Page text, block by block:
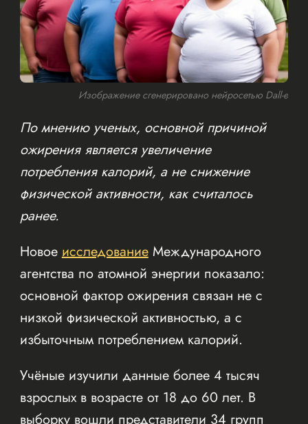
Изображение сгенерировано нейросетью Dall-e
По мнению ученых, основной причиной
ожирения является увеличение
потребления калорий, а не снижение
физической активности, как считалось
ранее.
Новое исследованиеМеждународного
агентства по атомной энергии показало:
основной фактор ожирения связан не с
низкой физической активностью, а с
избыточным потреблением калорий.
Учёные изучили данные более 4 тысяч
взрослых в возрасте от 18 до 60 лет. В
выборку вошли представители 34 групп